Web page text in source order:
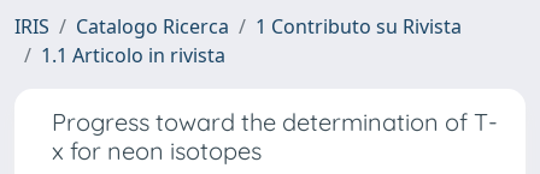
IRIS
Catalogo Ricerca
1 Contributo su Rivista
1.1 Articolo in rivista
Progress toward the determination of T-
x for neon isotopes